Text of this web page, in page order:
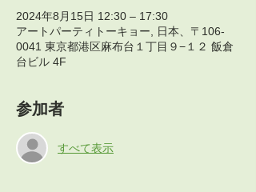
2024年8月15日 12:30 – 17:30
アートパーティトーキョー, 日本、〒106-
0041 東京都港区麻布台１丁目９−１２ 飯倉
台ビル 4F
参加者
すべて表示